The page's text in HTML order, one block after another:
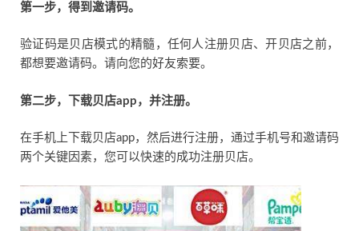
第一步，得到邀请码。
验证码是贝店模式的精髓，任何人注册贝店、开贝店之前，
都想要邀请码。请向您的好友索要。
第二步，下载贝店app，并注册。
在手机上下载贝店app，然后进行注册，通过手机号和邀请码
两个关键因素，您可以快速的成功注册贝店。